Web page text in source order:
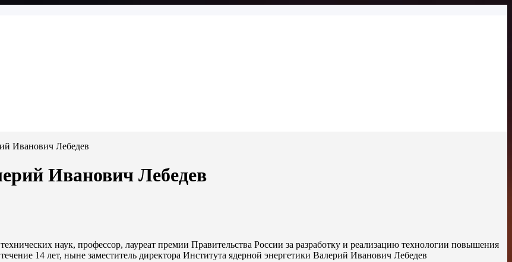
Иванович Лебедев
Иванович Лебедев
наук, профессор, лауреат премии Правительства России за разработку и реализацию технологии повышения
14 лет, ныне заместитель директора Института ядерной энергетики Валерий Иванович Лебедев